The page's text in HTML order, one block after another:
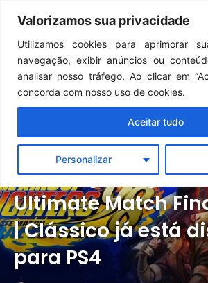
Valorizamos sua privacidade
Utilizamos cookies para aprimorar
navegação, exibir anúncios ou
analisar nosso tráfego. Ao clicar em
concorda com nosso uso de cookies.
Personalizar
Aceitar tudo
Menu
Notícias PlayStation
The King of
Ultimate Match
| Clássico já está
para PS4